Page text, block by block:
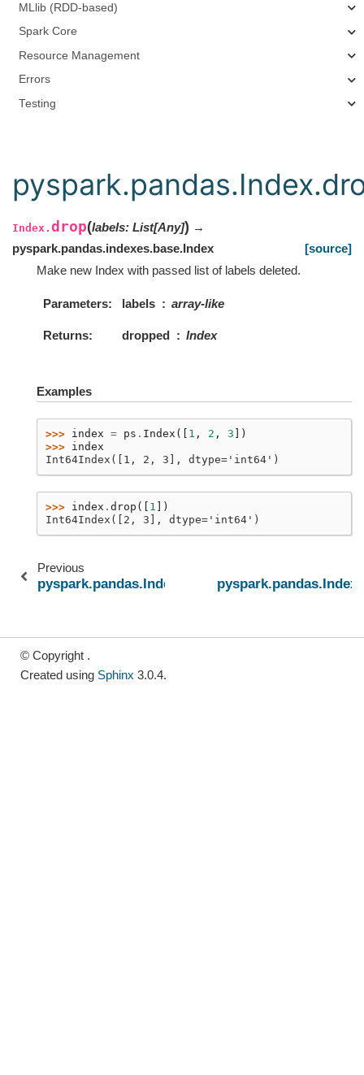
MLlib (RDD-based)
Spark Core
Resource Management
Errors
Testing
Index. drop(labels: List[Any]) →
pyspark.pandas.indexes.base.Index
[source]
Make new Index with passed list of labels deleted.
Parameters labels array-like
Returns dropped Index
Examples
>>> index = ps . Index ([ 1 , 2 , 3 ])
>>> index
Int64Index([1, 2, 3], dtype='int64')
>>> index . drop ([ 1 ])
Int64Index([2, 3], dtype='int64')
Previous
pyspark.pandas.Index.is_object
© Copyright .
Created using Sphinx 3.0.4.